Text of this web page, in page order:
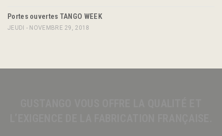
Portes ouvertes TANGO WEEK
JEUDI - NOVEMBRE 29, 2018